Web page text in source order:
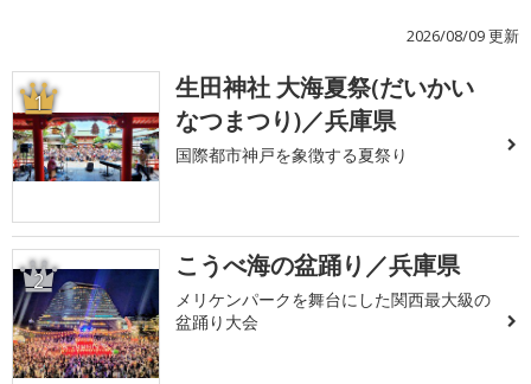
2026/08/09 更新
1
生田神社 大海夏祭(だいかい
なつまつり)／兵庫県
国際都市神戸を象徴する夏祭り
2 こうべ海の盆踊り／兵庫県
メリケンパークを舞台にした関西最大級の
盆踊り大会